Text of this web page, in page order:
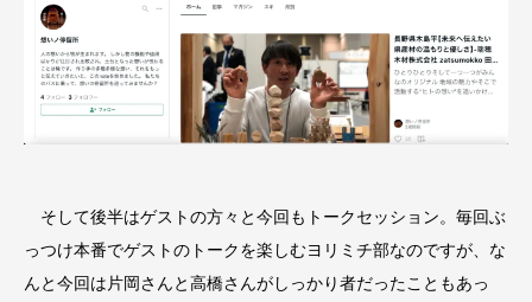
そして後半はゲストの方々と今回もトークセッション。毎回ぶ
っつけ本番でゲストのトークを楽しむヨリミチ部なのですが、な
んと今回は片岡さんと高橋さんがしっかり者だったこともあっ